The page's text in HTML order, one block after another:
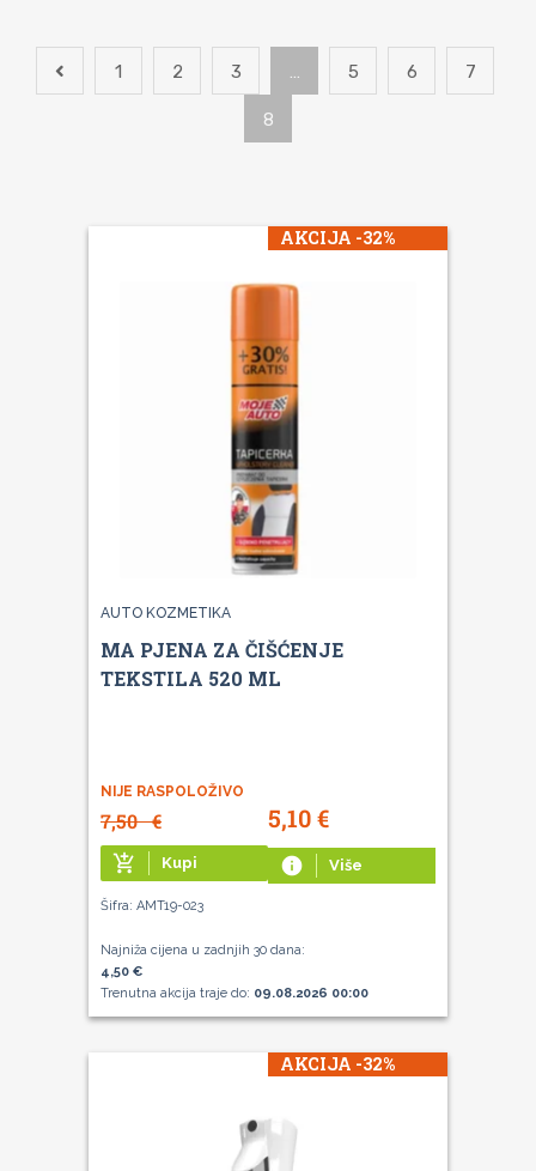
1 2 3 … 5 6 7
8
AKCIJA -32%
AUTO KOZMETIKA
MA PJENA ZA ČIŠĆENJE
TEKSTILA 520 ML
NIJE RASPOLOŽIVO
7,50€ 5,10€
add_shopping_cart Kupi info Više
Šifra: AMT19-023
Najniža cijena u zadnjih 30 dana:
4,50 €
Trenutna akcija traje do: 09.08.2026 00:00
AKCIJA -32%